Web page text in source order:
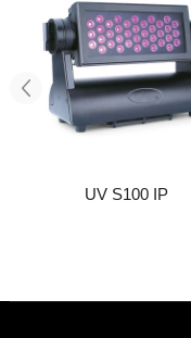
UV S100 IP